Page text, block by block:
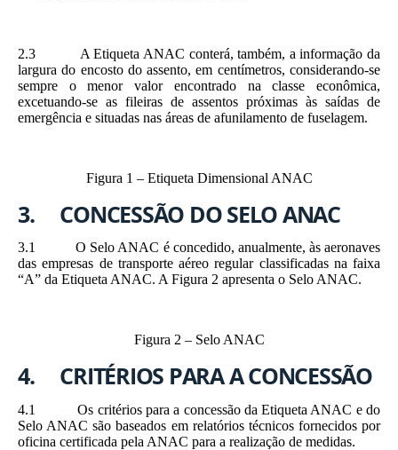
2.3 A Etiqueta ANAC conterá, também, a informação da
largura do encosto do assento, em centímetros, considerando-se
sempre o menor valor encontrado na classe econômica,
excetuando-se as fileiras de assentos próximas às saídas de
emergência e situadas nas áreas de afunilamento de fuselagem.
Figura 1 – Etiqueta Dimensional ANAC
3. CONCESSÃO DO SELO ANAC
3.1 O Selo ANAC é concedido, anualmente, às aeronaves
das empresas de transporte aéreo regular classificadas na faixa
“A” da Etiqueta ANAC. A Figura 2 apresenta o Selo ANAC.
Figura 2 – Selo ANAC
4. CRITÉRIOS PARA A CONCESSÃO
4.1 Os critérios para a concessão da Etiqueta ANAC e do
Selo ANAC são baseados em relatórios técnicos fornecidos por
oficina certificada pela ANAC para a realização de medidas.